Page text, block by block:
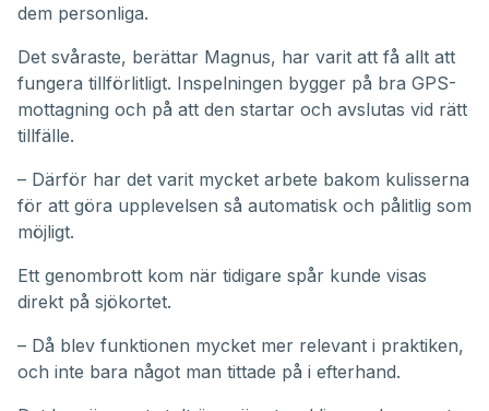
dem personliga.
Det svåraste, berättar Magnus, har varit att få allt att
fungera tillförlitligt. Inspelningen bygger på bra GPS-
mottagning och på att den startar och avslutas vid rätt
tillfälle.
– Därför har det varit mycket arbete bakom kulisserna
för att göra upplevelsen så automatisk och pålitlig som
möjligt.
Ett genombrott kom när tidigare spår kunde visas
direkt på sjökortet.
– Då blev funktionen mycket mer relevant i praktiken,
och inte bara något man tittade på i efterhand.